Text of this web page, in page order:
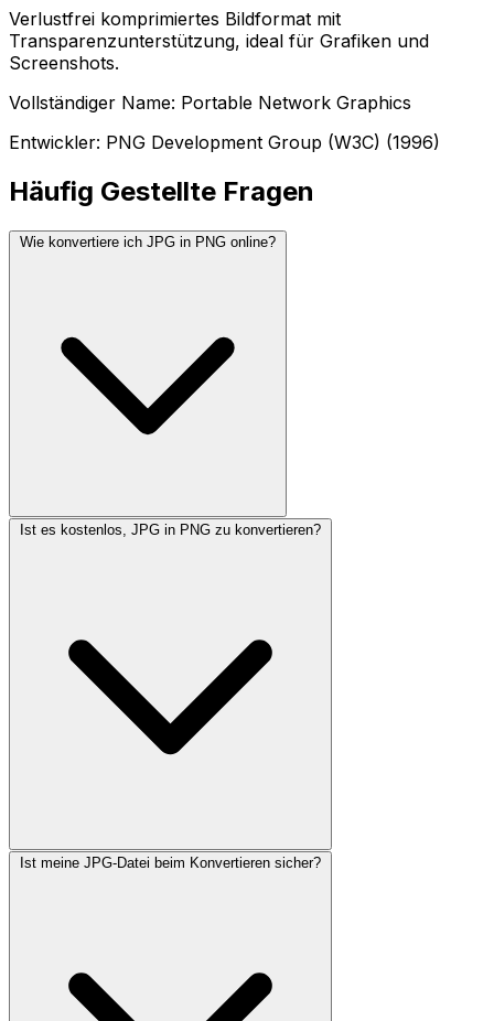
Verlustfrei komprimiertes Bildformat mit
Transparenzunterstützung, ideal für Grafiken und
Screenshots.
Vollständiger Name: Portable Network Graphics
Entwickler: PNG Development Group (W3C) (1996)
Häufig Gestellte Fragen
Wie konvertiere ich JPG in PNG online?
Ist es kostenlos, JPG in PNG zu konvertieren?
Ist meine JPG-Datei beim Konvertieren sicher?